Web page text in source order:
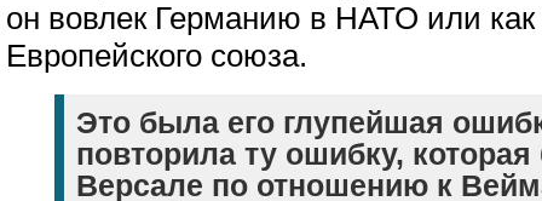
он вовлек Германию в НАТО или как
Европейского союза.
Это была его глупейшая
повторила ту ошибку,
Версале по отношению к